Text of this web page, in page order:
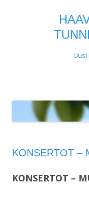
Uusi
KONSERTOT –
KONSERTOT –